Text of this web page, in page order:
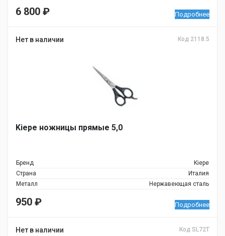
6 800 ₽ Подробнее
Нет в наличии Код 2118.5
Kiepe ножницы прямые 5,0
Бренд
Kiepe
Страна
Италия
Металл
Нержавеющая сталь
950 ₽ Подробнее
Нет в наличии Код SL72T